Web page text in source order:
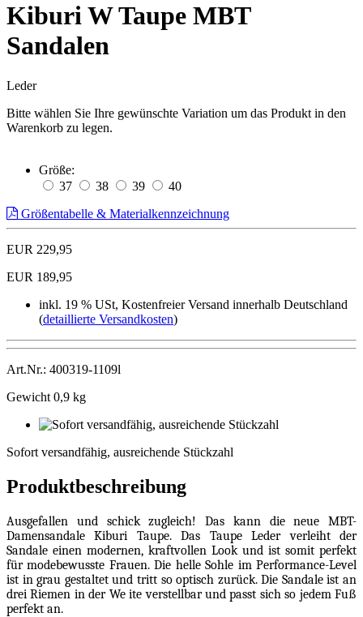
Kiburi W Taupe MBT
Sandalen
Leder
Bitte wählen Sie Ihre gewünschte Variation um das Produkt in den
Warenkorb zu legen.
Größe:
37
38 39
40
Größentabelle & Materialkennzeichnung
EUR 229,95
EUR 189,95
inkl. 19 % USt, Kostenfreier Versand innerhalb Deutschland
(detaillierte Versandkosten)
Art.Nr.: 400319-1109l
Gewicht 0,9 kg
Sofort versandfähig, ausreichende Stückzahl
Produktbeschreibung
Ausgefallen und schick zugleich! Das kann die neue MBT-
Damensandale Kiburi Taupe. Das Taupe Leder verleiht der
Sandale einen modernen, kraftvollen Look und ist somit perfekt
für modebewusste Frauen. Die helle Sohle im Performance-Level
ist in grau gestaltet und tritt so optisch zurück. Die Sandale ist an
drei Riemen in der We ite verstellbar und passt sich so jedem Fuß
perfekt an.